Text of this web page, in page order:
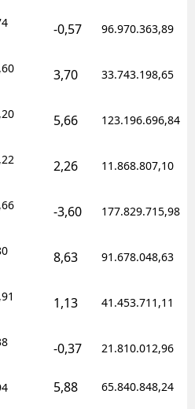
-0,57 96.970.363,89
3,70 33.743.198,65
5,66 123.196.696,84
2,26 11.868.807,10
-3,60 177.829.715,98
8,63 91.678.048,63
1,13 41.453.711,11
-0,37 21.810.012,96
5,88 65.840.848,24